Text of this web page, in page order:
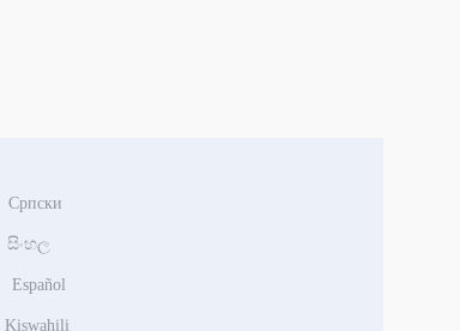
Српски
සිංහල
Español
Kiswahili